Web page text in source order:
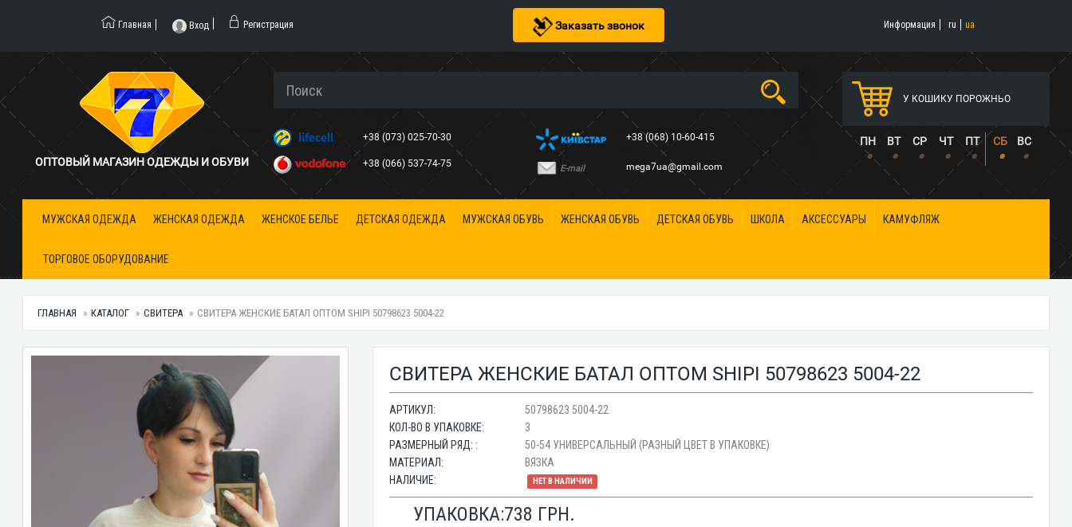
Заказать звонок
Главная Вход Регистрация Информация ru ua
ОПТОВЫЙ МАГАЗИН ОДЕЖДЫ И ОБУВИ
+38 (073) 025-70-30
+38 (066) 537-74-75
+38 (068) 10-60-415
E-mail mega7ua@gmail.com
У КОШИКУ ПОРОЖНЬО
ПН ВТ СР ЧТ ПТ СБ ВС
• • • • • • •
МУЖСКАЯ ОДЕЖДА ЖЕНСКАЯ ОДЕЖДА ЖЕНСКОЕ БЕЛЬЕ ДЕТСКАЯ ОДЕЖДА МУЖСКАЯ ОБУВЬ ЖЕНСКАЯ ОБУВЬ ДЕТСКАЯ ОБУВЬ ШКОЛА АКСЕССУАРЫ КАМУФЛЯЖ
ТОРГОВОЕ ОБОРУДОВАНИЕ
ГЛАВНАЯ КАТАЛОГ СВИТЕРА СВИТЕРА ЖЕНСКИЕ БАТАЛ ОПТОМ SHIPI 50798623 5004-22
СВИТЕРА ЖЕНСКИЕ БАТАЛ ОПТОМ SHIPI 50798623 5004-22
АРТИКУЛ:
50798623 5004-22
КОЛ-ВО В УПАКОВКЕ:
3
РАЗМЕРНЫЙ РЯД: :
50-54 УНИВЕРСАЛЬНЫЙ (РАЗНЫЙ ЦВЕТ В УПАКОВКЕ)
МАТЕРИАЛ:
ВЯЗКА
НАЛИЧИЕ:
НЕТ В НАЛИЧИИ
УПАКОВКА:738 ГРН.